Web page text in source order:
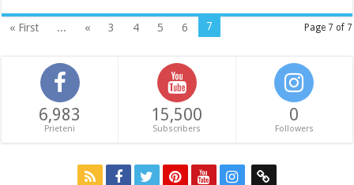
Page 7 of 7
« First ... « 3 4 5 6 7
6,983
Prieteni
15,500
Subscribers
0
Followers